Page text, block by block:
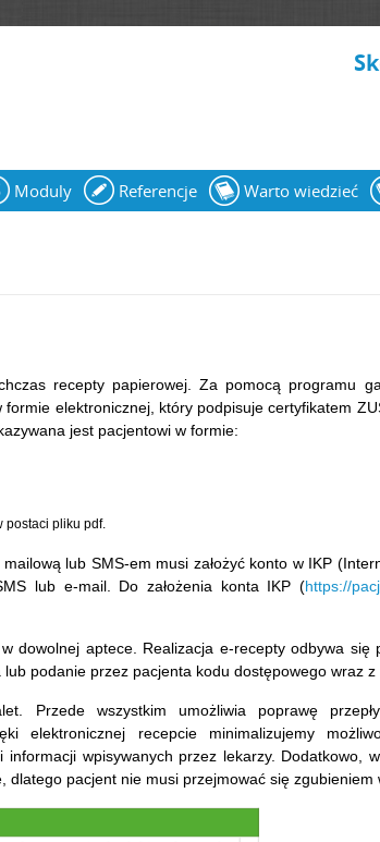
recepty papierowej. Za pomocą programu
elektronicznej, który podpisuje certyfikatem
jest pacjentowi w formie:
postaci pliku pdf.
lub SMS-em musi założyć konto w IKP
lub e-mail. Do założenia konta IKP (https://
dowolnej aptece. Realizacja e-recepty odbywa się
podanie przez pacjenta kodu dostępowego wraz z
Przede wszystkim umożliwia poprawę
elektronicznej recepcie minimalizujemy
informacji wpisywanych przez lekarzy. Dodatkowo,
dlatego pacjent nie musi przejmować się zgubieniem
Moduly Referencje Warto wiedzieć